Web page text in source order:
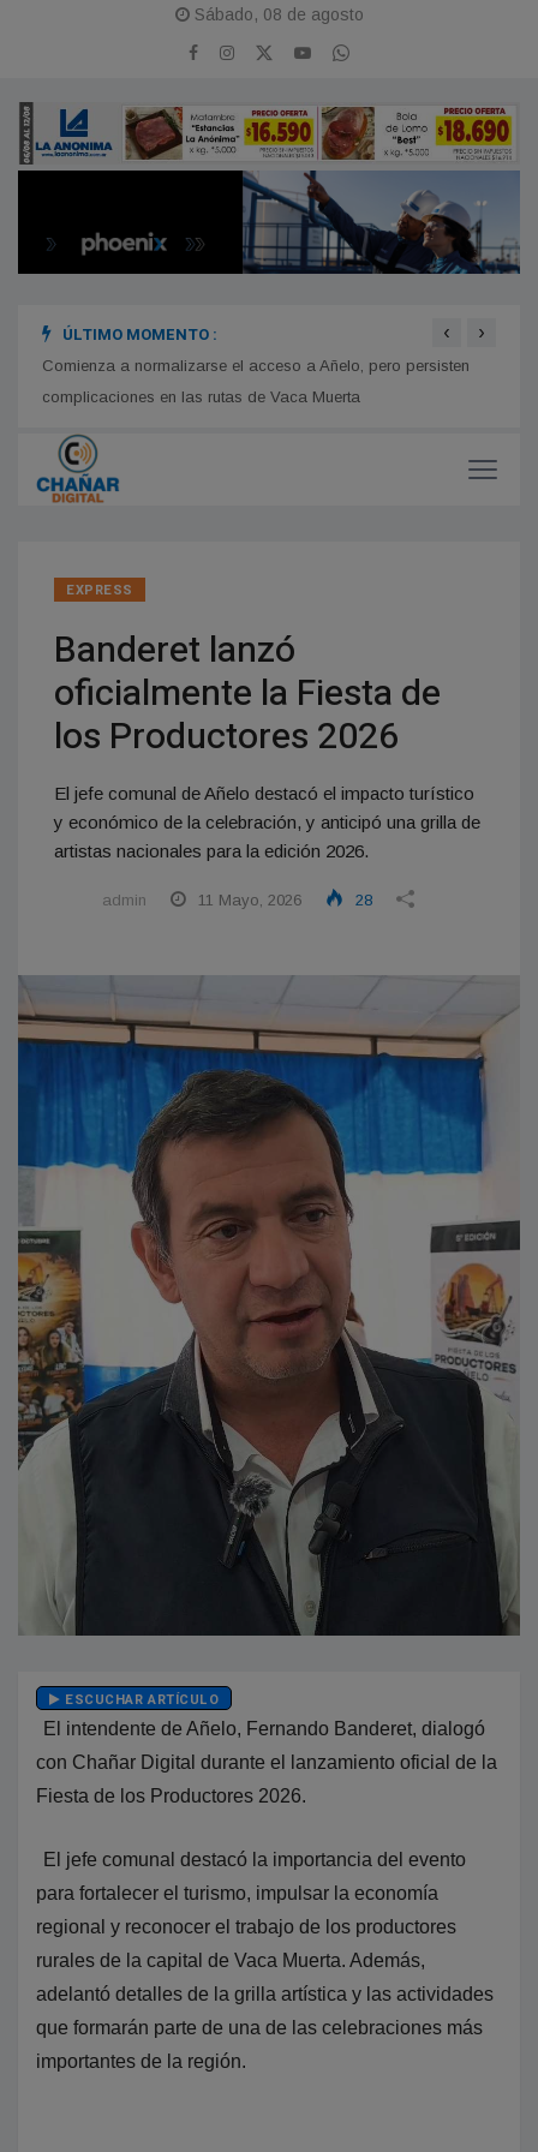
Sábado, 08 de agosto
ÚLTIMO MOMENTO :
Comienza a normalizarse el acceso a Añelo, pero persisten
complicaciones en las rutas de Vaca Muerta
‹ ›
EXPRESS
Banderet lanzó
oficialmente la Fiesta de
los Productores 2026
El jefe comunal de Añelo destacó el impacto turístico
y económico de la celebración, y anticipó una grilla de
artistas nacionales para la edición 2026.
admin 11 Mayo, 2026 28
ESCUCHAR ARTÍCULO
El intendente de Añelo, Fernando Banderet, dialogó
con Chañar Digital durante el lanzamiento oficial de la
Fiesta de los Productores 2026.
El jefe comunal destacó la importancia del evento
para fortalecer el turismo, impulsar la economía
regional y reconocer el trabajo de los productores
rurales de la capital de Vaca Muerta. Además,
adelantó detalles de la grilla artística y las actividades
que formarán parte de una de las celebraciones más
importantes de la región.